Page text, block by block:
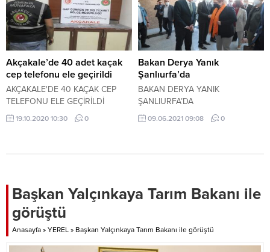
Akçakale’de 40 adet kaçak
cep telefonu ele geçirildi
AKÇAKALE'DE 40 KAÇAK CEP
TELEFONU ELE GEÇİRİLDİ
19.10.2020 10:30 0
Bakan Derya Yanık
Şanlıurfa’da
BAKAN DERYA YANIK
ŞANLIURFA’DA
09.06.2021 09:08 0
Başkan Yalçınkaya Tarım Bakanı ile
görüştü
Anasayfa » YEREL » Başkan Yalçınkaya Tarım Bakanı ile görüştü